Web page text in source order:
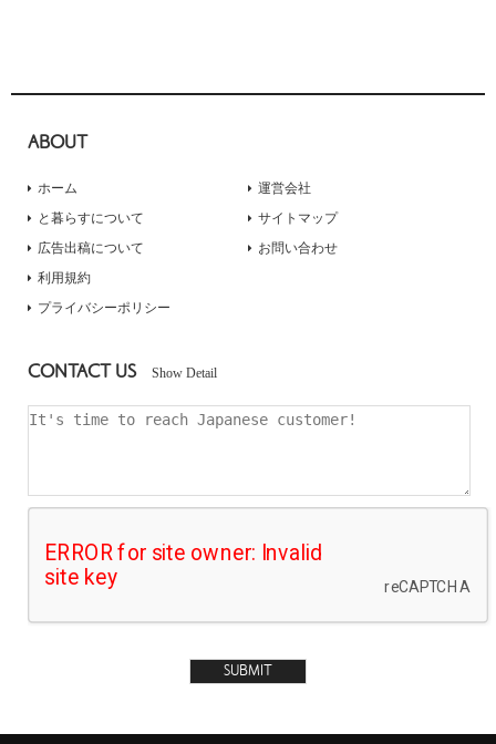
ABOUT
ホーム
と暮らすについて
広告出稿について
運営会社
サイトマップ
お問い合わせ
利用規約
プライバシーポリシー
CONTACT US Show Detail